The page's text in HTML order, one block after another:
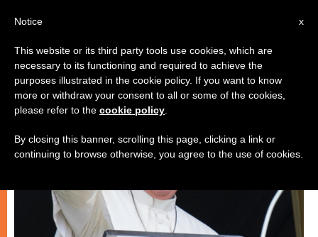
إيكولوجيا شاملة
x
Notice
This website or its third party tools use cookies, which are
necessary to its functioning and required to achieve the
purposes illustrated in the cookie policy. If you want to know
more or withdraw your consent to all or some of the cookies,
please refer to the cookie policy
By closing this banner, scrolling this page, clicking a link or
continuing to browse otherwise, you agree to the use of cookies.